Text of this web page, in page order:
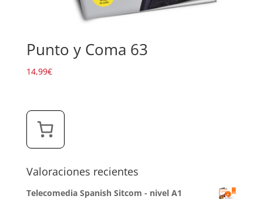
Punto y Coma 63
14,99€
Valoraciones recientes
Telecomedia Spanish Sitcom - nivel A1